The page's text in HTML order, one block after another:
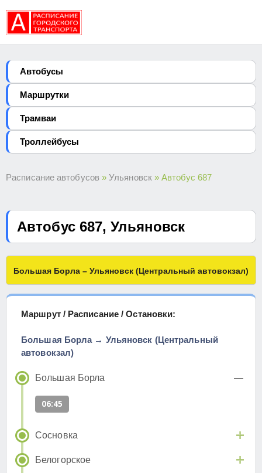
Автобуcы
Маршрутки
Трамваи
Троллейбусы
Расписание автобусов » Ульяновск » Автобус 687
Автобус 687, Ульяновск
Большая Борла – Ульяновск (Центральный автовокзал)
Маршрут / Расписание / Остановки:
Большая Борла → Ульяновск (Центральный
автовокзал)
Большая Борла
06:45
Сосновка
Белогорское